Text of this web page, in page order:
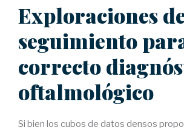
Exploraciones
seguimiento
correcto
oftalmológico
Si bien los cubos de datos densos